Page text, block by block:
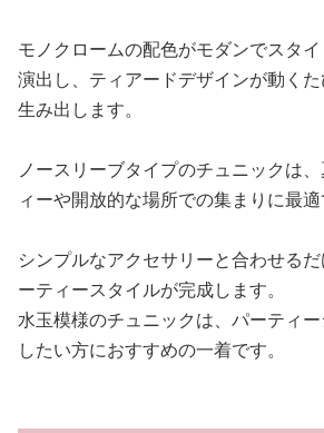
モノクロームの配色がモダンでスタ
演出し、ティアードデザインが動く
生み出します。
ノースリーブタイプのチュニックは
ィーや開放的な場所での集まりに最適
シンプルなアクセサリーと合わせる
ーティースタイルが完成します。
水玉模様のチュニックは、パーティ
したい方におすすめの一着です。